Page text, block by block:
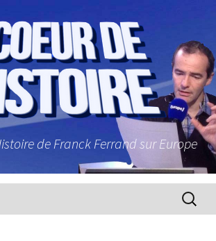
de Franck Ferrand sur Europe